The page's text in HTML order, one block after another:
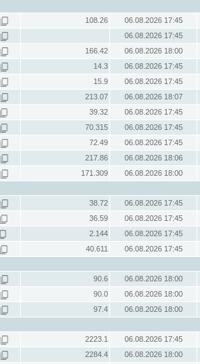
108.26
06.08.2026 17:45
06.08.2026 17:45
166.42
06.08.2026 18:00
14.3
06.08.2026 17:45
15.9
06.08.2026 17:45
213.07
06.08.2026 18:07
39.32
06.08.2026 17:45
70.315
06.08.2026 17:45
72.49
06.08.2026 17:45
217.86
06.08.2026 18:06
171.309
06.08.2026 18:00
38.72
06.08.2026 17:45
36.59
06.08.2026 17:45
2.144
06.08.2026 17:45
40.611
06.08.2026 17:45
90.6
06.08.2026 18:00
90.0
06.08.2026 18:00
97.4
06.08.2026 18:00
2223.1
06.08.2026 17:45
2284.4
06.08.2026 18:00